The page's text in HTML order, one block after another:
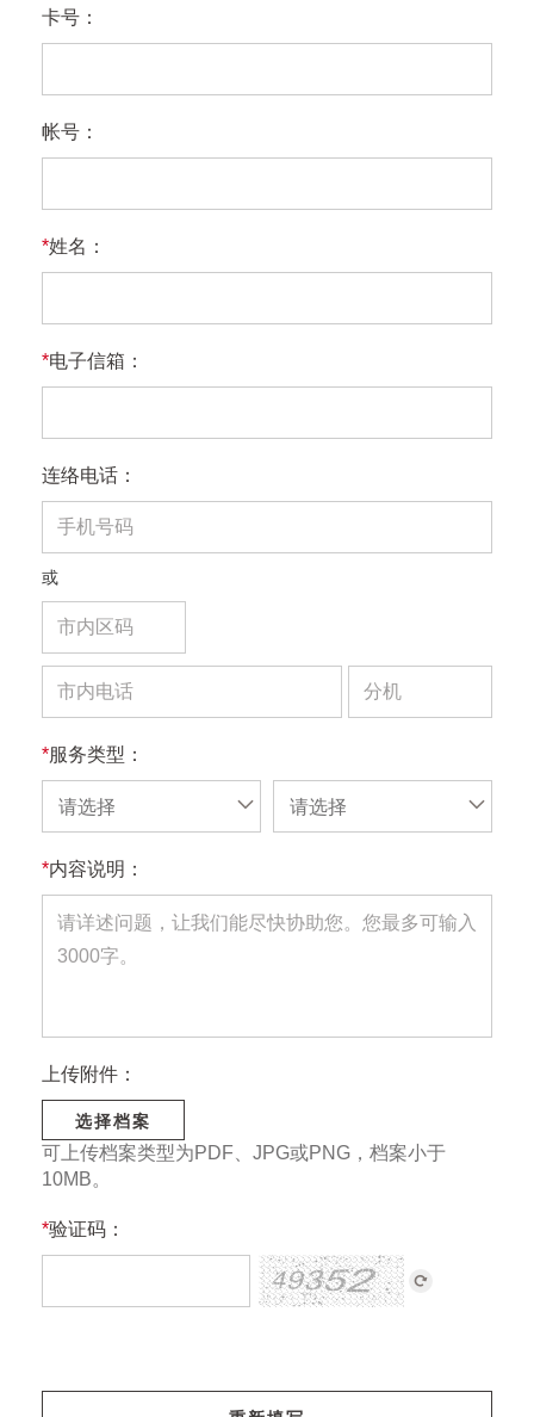
卡号：
帐号：
*姓名：
*电子信箱：
连络电话：
或
*服务类型：
请选择 请选择
*内容说明：
上传附件：
选择档案
可上传档案类型为PDF、JPG或PNG，档案小于
10MB。
*验证码：